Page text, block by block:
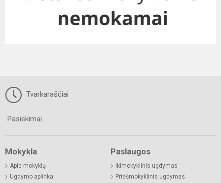
Tvarkaraščiai
Pasiekimai
Mokykla
Apie mokyklą
Ugdymo aplinka
Paslaugos
Ikimokyklinis ugdymas
Priešmokyklinis ugdymas